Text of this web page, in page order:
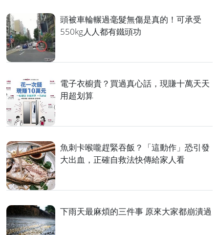
頭被車輪輾過毫髮無傷是真的！可承受
550kg人人都有鐵頭功
電子衣櫥貴？買過真心話，現賺十萬天天
用超划算
魚刺卡喉嚨趕緊吞飯？「這動作」恐引發
大出血，正確自救法快傳給家人看
下雨天最麻煩的三件事 原來大家都崩潰過